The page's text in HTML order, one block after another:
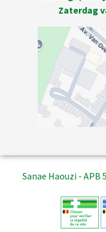
Zaterdag
Sanae Haouzi - APB